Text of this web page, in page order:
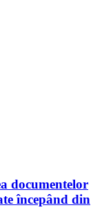
documentelor
începând din